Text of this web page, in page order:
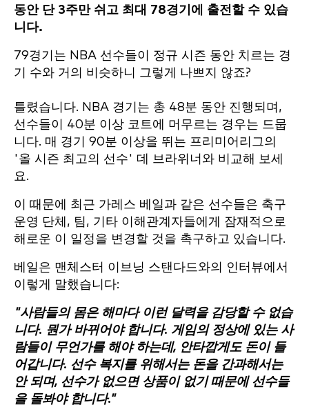
동안 단 3주만 쉬고 최대 78경기에 출전할 수 있습
니다.
79경기는 NBA 선수들이 정규 시즌 동안 치르는 경
기 수와 거의 비슷하니 그렇게 나쁘지 않죠?
틀렸습니다. NBA 경기는 총 48분 동안 진행되며,
선수들이 40분 이상 코트에 머무르는 경우는 드뭅
니다. 매 경기 90분 이상을 뛰는 프리미어리그의
'올 시즌 최고의 선수' 데 브라위너와 비교해 보세
요.
이 때문에 최근 가레스 베일과 같은 선수들은 축구
운영 단체, 팀, 기타 이해관계자들에게 잠재적으로
해로운 이 일정을 변경할 것을 촉구하고 있습니다.
베일은 맨체스터 이브닝 스탠다드와의 인터뷰에서
이렇게 말했습니다:
"사람들의 몸은 해마다 이런 달력을 감당할 수 없습
니다. 뭔가 바뀌어야 합니다. 게임의 정상에 있는 사
람들이 무언가를 해야 하는데, 안타깝게도 돈이 들
어갑니다. 선수 복지를 위해서는 돈을 간과해서는
안 되며, 선수가 없으면 상품이 없기 때문에 선수들
을 돌봐야 합니다."